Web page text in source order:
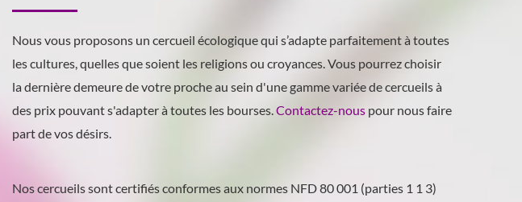
Nous vous proposons un cercueil écologique qui s’adapte parfaitement à toutes
les cultures, quelles que soient les religions ou croyances. Vous pourrez choisir
la dernière demeure de votre proche au sein d'une gamme variée de cercueils à
des prix pouvant s'adapter à toutes les bourses. Contactez-nous pour nous faire
part de vos désirs.
Nos cercueils sont certifiés conformes aux normes NFD 80 001 (parties 1 1 3)